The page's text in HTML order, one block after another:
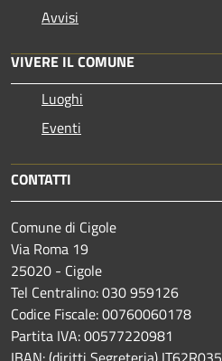
Avvisi
VIVERE IL COMUNE
Luoghi
Eventi
CONTATTI
Comune di Cigole
Via Roma 19
25020 - Cigole
Tel Centralino: 030 959126
Codice Fiscale: 00760060178
Partita IVA: 00577220981